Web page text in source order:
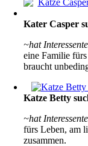
Kater Casper
~hat
eine Familie
braucht
Katze Betty
~hat
fürs Leben, am
zusammen.